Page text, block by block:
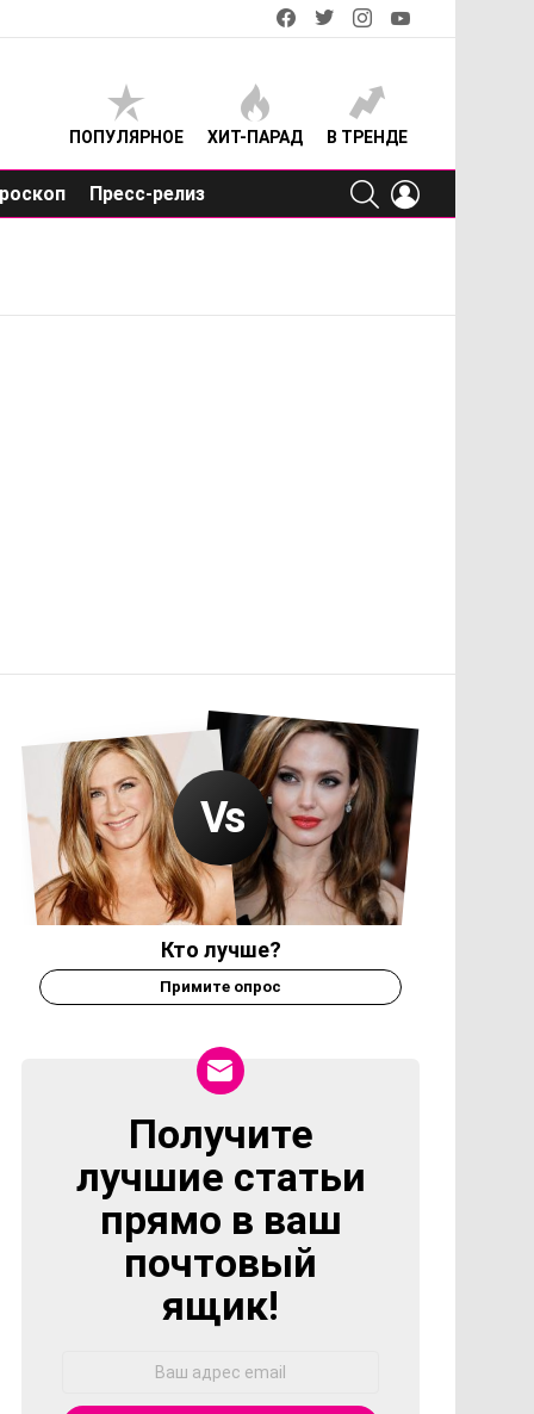
facebooktwitterinstagram
ПОПУЛЯРНОЕ ХИТ-ПАРАД В ТРЕНДЕ
Пресс-релиз
SEARCH
Кто лучше?
Примите опрос
NEWSLETTER
Получите
лучшие статьи
прямо в ваш
почтовый
ящик!